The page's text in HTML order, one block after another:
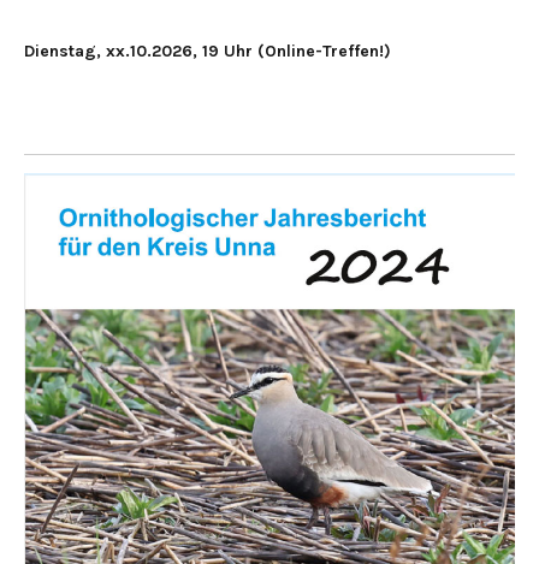
Dienstag, xx.10.2026, 19 Uhr (Online-Treffen!)